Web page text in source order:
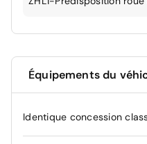
Équipements du
Identique concession